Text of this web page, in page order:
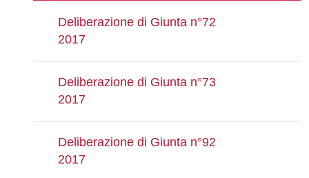
Deliberazione di Giunta n°72
2017
Deliberazione di Giunta n°73
2017
Deliberazione di Giunta n°92
2017